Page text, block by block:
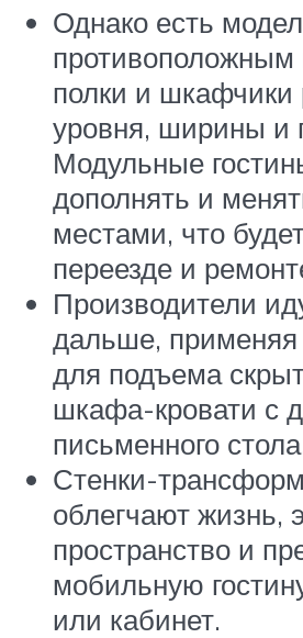
Однако есть
противоположным
полки и шкафчики
уровня, ширины и
Модульные
дополнять и
местами, что
переезде и
Производители
дальше, применяя
для подъема
шкафа-кровати с
письменного
Стенки-
облегчают жизнь,
пространство и
мобильную
или кабинет.